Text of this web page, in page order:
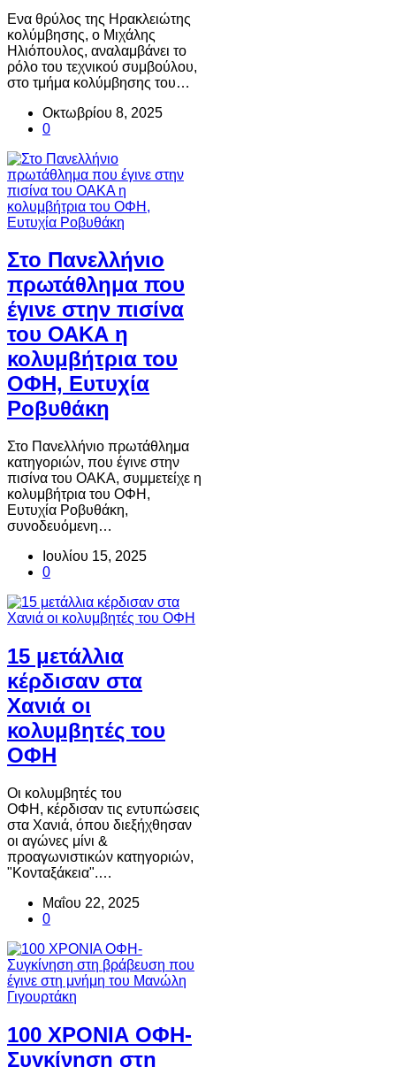
Ενα θρύλος της Ηρακλειώτης
κολύμβησης, ο Μιχάλης
Ηλιόπουλος, αναλαμβάνει το
ρόλο του τεχνικού συμβούλου,
στο τμήμα κολύμβησης του…
Οκτωβρίου 8, 2025
0
Στο Πανελλήνιο
πρωτάθλημα που
έγινε στην πισίνα
του ΟΑΚΑ η
κολυμβήτρια του
ΟΦΗ, Ευτυχία
Ροβυθάκη
Στο Πανελλήνιο πρωτάθλημα
κατηγοριών, που έγινε στην
πισίνα του ΟΑΚΑ, συμμετείχε η
κολυμβήτρια του ΟΦΗ,
Ευτυχία Ροβυθάκη,
συνοδευόμενη…
Ιουλίου 15, 2025
0
15 μετάλλια
κέρδισαν στα
Χανιά οι
κολυμβητές του
ΟΦΗ
Οι κολυμβητές του
ΟΦΗ, κέρδισαν τις εντυπώσεις
στα Χανιά, όπου διεξήχθησαν
οι αγώνες μίνι &
προαγωνιστικών κατηγοριών,
"Κονταξάκεια".…
Μαΐου 22, 2025
0
100 ΧΡΟΝΙΑ ΟΦΗ-
Συγκίνηση στη